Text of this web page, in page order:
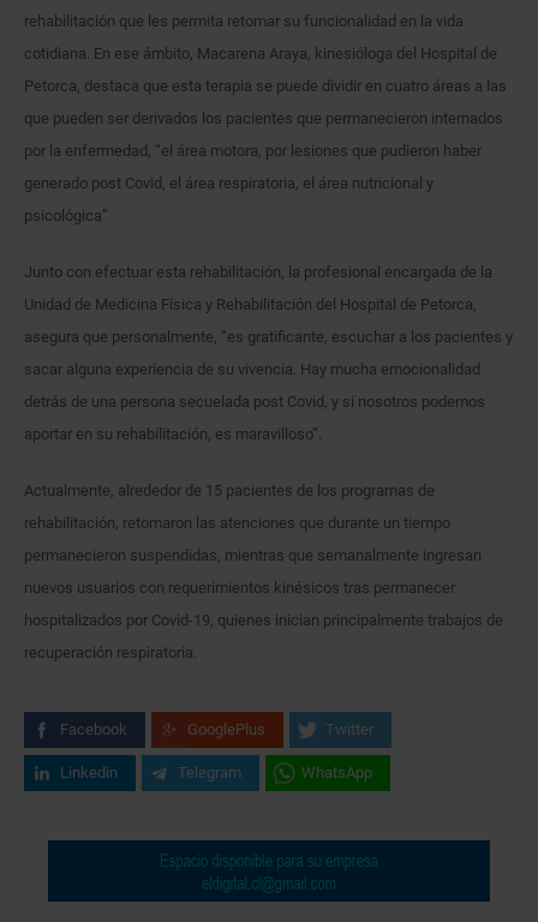
rehabilitación que les permita retomar su funcionalidad en la vida
cotidiana. En ese ámbito, Macarena Araya, kinesióloga del Hospital de
Petorca, destaca que esta terapia se puede dividir en cuatro áreas a las
que pueden ser derivados los pacientes que permanecieron internados
por la enfermedad, “el área motora, por lesiones que pudieron haber
generado post Covid, el área respiratoria, el área nutricional y
psicológica”
Junto con efectuar esta rehabilitación, la profesional encargada de la
Unidad de Medicina Física y Rehabilitación del Hospital de Petorca,
asegura que personalmente, “es gratificante, escuchar a los pacientes y
sacar alguna experiencia de su vivencia. Hay mucha emocionalidad
detrás de una persona secuelada post Covid, y si nosotros podemos
aportar en su rehabilitación, es maravilloso”.
Actualmente, alrededor de 15 pacientes de los programas de
rehabilitación, retomaron las atenciones que durante un tiempo
permanecieron suspendidas, mientras que semanalmente ingresan
nuevos usuarios con requerimientos kinésicos tras permanecer
hospitalizados por Covid-19, quienes inician principalmente trabajos de
recuperación respiratoria.
Facebook GooglePlus Twitter
Linkedin Telegram WhatsApp